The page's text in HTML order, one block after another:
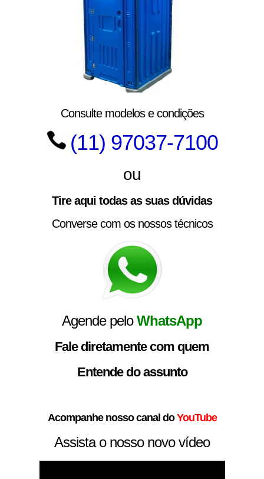
Consulte modelos e condições
(11) 97037-7100
ou
Tire aqui todas as suas dúvidas
Converse com os nossos técnicos
Agende peloWhatsApp
Fale diretamente com quem
Entende do assunto
Acompanhe nosso canal do YouTube
Assista o nosso novo vídeo